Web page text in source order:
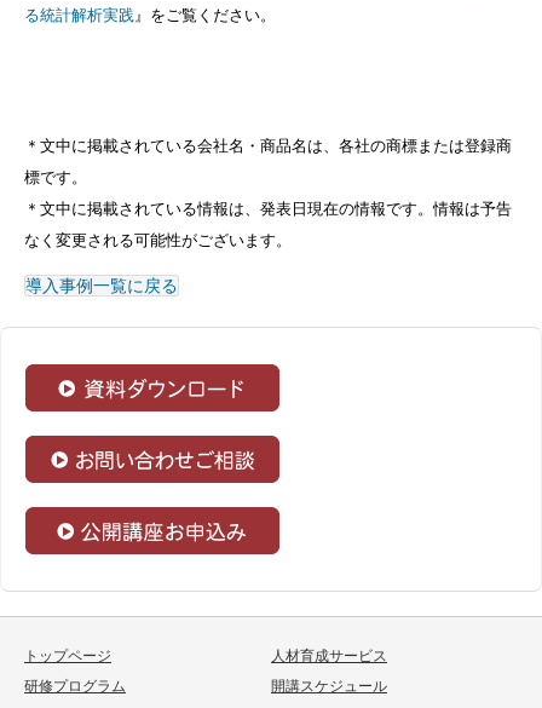
る統計解析実践』をご覧ください。
＊文中に掲載されている会社名・商品名は、各社の商標または登録商
標です。
＊文中に掲載されている情報は、発表日現在の情報です。情報は予告
なく変更される可能性がございます。
導入事例一覧に戻る
トップページ
人材育成サービス
研修プログラム
開講スケジュール